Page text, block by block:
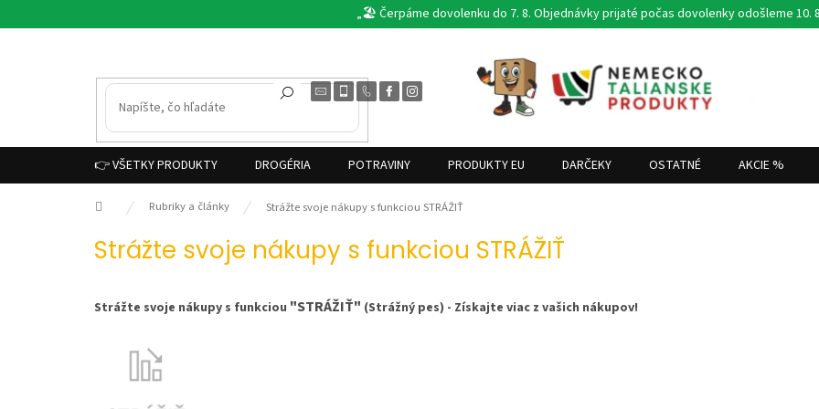
na
„🏖️ Čerpáme dovolenku do 7. 8. Objednávky prijaté počas dovolenky odošleme 10.
👉 VŠETKY PRODUKTY DROGÉRIA POTRAVINY PRODUKTY EU DARČEKY OSTATNÉ AKCIE %
Domov Rubriky a články Strážte svoje nákupy s funkciou STRÁŽIŤ
Strážte svoje nákupy s funkciou STRÁŽIŤ
Strážte svoje nákupy s funkciou "STRÁŽIŤ" (Strážný pes) - Získajte viac z vašich nákupov!